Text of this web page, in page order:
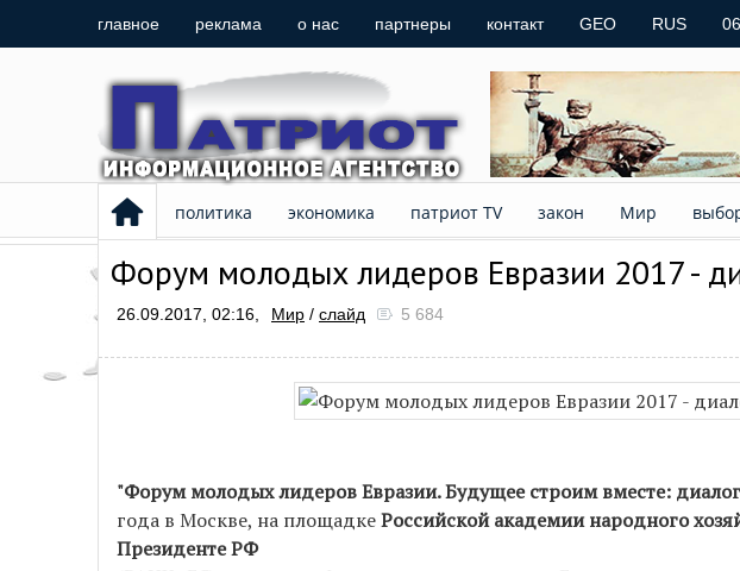
главное реклама о нас партнеры контакт GEO RUS
политика экономика патриот TV закон Мир
Форум молодых лидеров Евразии 2017 -
26.09.2017, 02:16, Мир / слайд 5 684
"Форум молодых лидеров Евразии. Будущее строим вместе:
года в Москве, на площадкеРоссийской академии народного
Президенте РФ